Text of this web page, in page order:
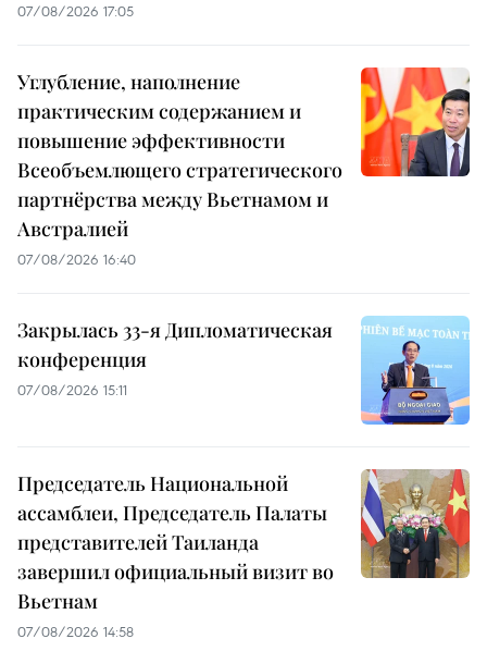
07/08/2026 17:05
Углубление, наполнение
практическим содержанием и
повышение эффективности
Всеобъемлющего стратегического
партнёрства между Вьетнамом и
Австралией
07/08/2026 16:40
Закрылась 33-я Дипломатическая
конференция
07/08/2026 15:11
Председатель Национальной
ассамблеи, Председатель Палаты
представителей Таиланда
завершил официальный визит во
Вьетнам
07/08/2026 14:58